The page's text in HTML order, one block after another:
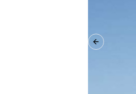
Previous slide